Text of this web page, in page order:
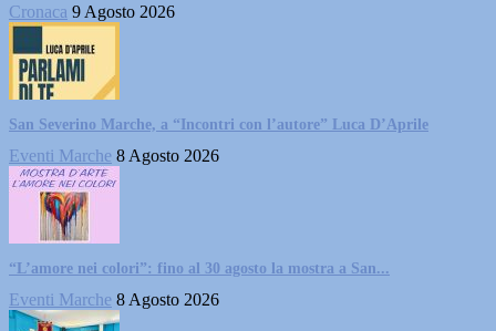
Cronaca 9 Agosto 2026
San Severino Marche, a “Incontri con l’autore” Luca D’Aprile
Eventi Marche 8 Agosto 2026
“L’amore nei colori”: fino al 30 agosto la mostra a San...
Eventi Marche 8 Agosto 2026